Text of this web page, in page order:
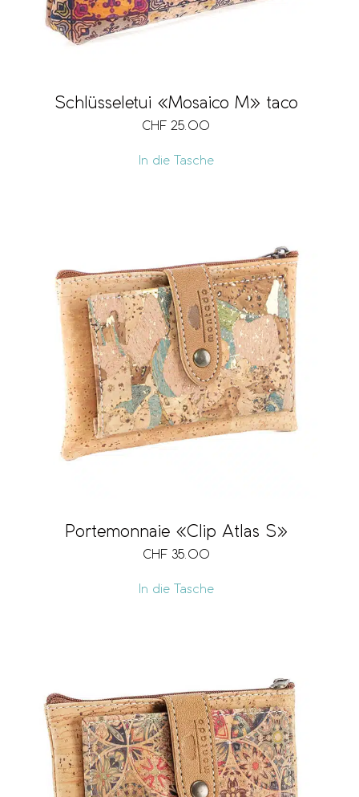
Schlüsseletui «Mosaico M» taco
CHF 25.00
In die Tasche
Portemonnaie «Clip Atlas S»
CHF 35.00
In die Tasche